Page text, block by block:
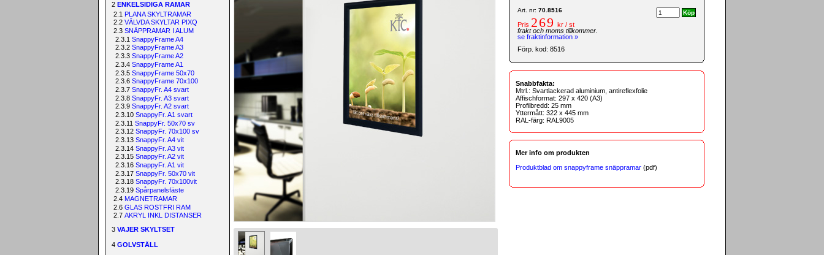
2ENKELSIDIGA RAMAR
2.1 PLANA SKYLTRAMAR
2.2VÄLVDA SKYLTAR PIXQ
2.3SNÄPPRAMAR I ALUM
2.3.1SnappyFrame A4
2.3.2SnappyFrame A3
2.3.3SnappyFrame A2
2.3.4SnappyFrame A1
2.3.5SnappyFrame 50x70
2.3.6SnappyFrame 70x100
2.3.7SnappyFr. A4 svart
2.3.8SnappyFr. A3 svart
2.3.9SnappyFr. A2 svart
2.3.10SnappyFr. A1 svart
2.3.11SnappyFr. 50x70 sv
2.3.12SnappyFr. 70x100 sv
2.3.13SnappyFr. A4 vit
2.3.14SnappyFr. A3 vit
2.3.15SnappyFr. A2 vit
2.3.16SnappyFr. A1 vit
2.3.17SnappyFr. 50x70 vit
2.3.18SnappyFr. 70x100vit
2.3.19Spårpanelsfäste
2.4 MAGNETRAMAR
2.6GLAS ROSTFRI RAM
2.7AKRYL INKL DISTANSER
3VAJER SKYLTSET
4GOLVSTÄLL
Art. nr:70.8516
Pris 269
kr / st
frakt och moms tillkommer.
se fraktinformation »
Förp. kod: 8516
Snabbfakta:
Mtrl.: Svartlackerad aluminium, antireflexfolie
Affischformat: 297 x 420 (A3)
Profilbredd: 25 mm
Yttermått: 322 x 445 mm
RAL-färg: RAL9005
Mer info om produkten
Produktblad om snappyframe snäppramar (pdf)